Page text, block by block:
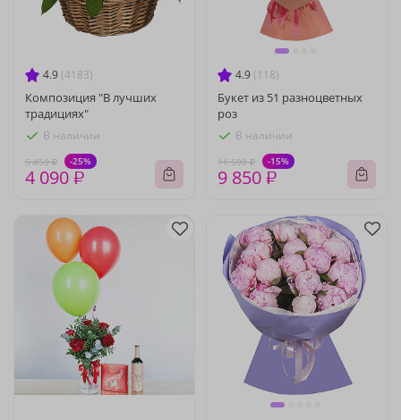
4.9 (4183)
Композиция "В лучших
традициях"
В наличии
5 450 ₽ -25%
4 090 ₽
4.9 (118)
Букет из 51 разноцветных
роз
В наличии
11 590 ₽ -15%
9 850 ₽